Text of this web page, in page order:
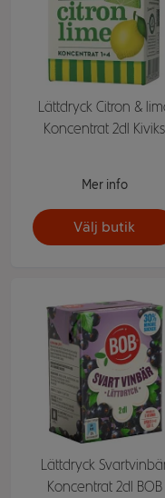
Lättdryck Citron &
Koncentrat 2dl Kiviks
Mer info
Välj butik
Lättdryck
Koncentrat 2dl BOB